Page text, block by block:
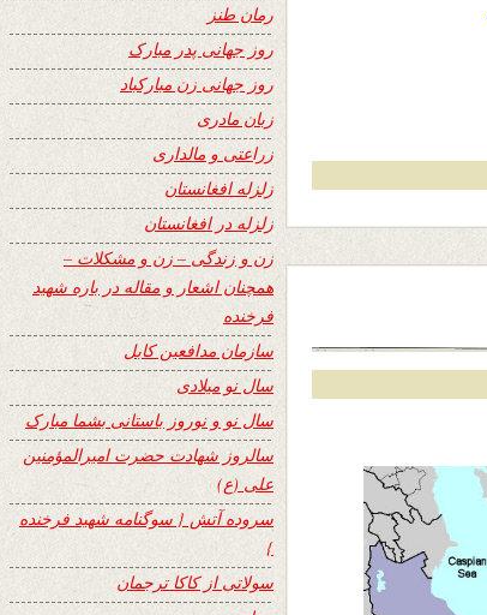
رمان طنز
روز جهانی پدر مبارک
روز جهانی زن مبارکباد
زبان مادری
زراعتی و مالداری
زلزله افغانستان
زلزله در افغانستان
زن و زندگی – زن و مشکلات –
همچنان اشعار و مقاله در باره شهید
فرخنده
سازمان مدافعین کابل
سال نو میلادی
سال نو و نوروز باستانی بشما مبارک
سالروز شهادت حضرت امیرالمؤمنین
علی (ع)
سروده آتش { سوگنامه شهید فرخنده
}
سولاتی از کاکا ترجمان